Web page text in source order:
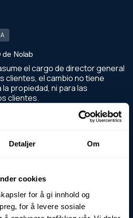
Detaljer Om
cookies
for å gi innhold og
for å levere sosiale
de Nolab
el cargo de director general
clientes, el cambio no tiene
propiedad, ni para las
clientes.